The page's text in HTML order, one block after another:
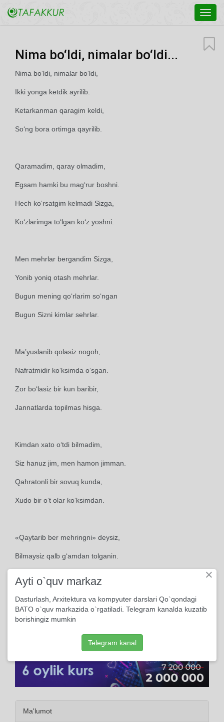
Nima bo‘ldi, nimalar bo‘ldi...
Nima bo‘ldi, nimalar bo‘ldi,
Ikki yonga ketdik ayrilib.
Ketarkanman qaragim keldi,
So‘ng bora ortimga qayrilib.
Qaramadim, qaray olmadim,
Egsam hamki bu mag‘rur boshni.
Hech ko‘rsatgim kelmadi Sizga,
Ko‘zlarimga to‘lgan ko‘z yoshni.
Men mehrlar bergandim Sizga,
Yonib yoniq otash mehrlar.
Bugun mening qo‘rlarim so‘ngan
Bugun Sizni kimlar sehrlar.
Ma’yuslanib qolasiz nogoh,
Nafratmidir ko‘ksimda o‘sgan.
Zor bo‘lasiz bir kun baribir,
Jannatlarda topilmas hisga.
Kimdan xato o‘tdi bilmadim,
Siz hanuz jim, men hamon jimman.
Qahratonli bir sovuq kunda,
Xudo bir o‘t olar ko‘ksimdan.
«Qaytarib ber mehringni» deysiz,
Bilmaysiz qalb g‘amdan tolganin.
Ma'lumot
×
Ayti o`quv markaz
Dasturlash, Arxitektura va kompyuter darslari Qo`qondagi
BATO o`quv markazida o`rgatiladi. Telegram kanalda kuzatib
borishingiz mumkin
Telegram kanal